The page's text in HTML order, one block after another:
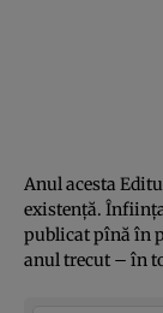
Anul acesta
existenţă.
publicat pînă în
anul trecut – în